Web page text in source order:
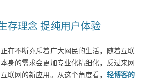
存理念 提纯用户体验
在不断充斥着广大网民的生活，随着互联
身的需求会更加专业化精细化，反过来网
联网的新应用。从这个角度看， 轻博客的